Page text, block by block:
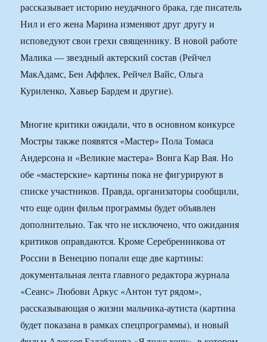
рассказывает историю неудачного брака, где писатель
Нил и его жена Марина изменяют друг другу и
исповедуют свои грехи священнику. В новой работе
Малика — звездный актерский состав (Рейчел
МакАдамс, Бен Аффлек, Рейчел Вайс, Ольга
Куриленко, Хавьер Бардем и другие).
Многие критики ожидали, что в основном конкурсе
Мостры также появятся «Мастер» Пола Томаса
Андерсона и «Великие мастера» Вонга Кар Вая. Но
обе «мастерские» картины пока не фигурируют в
списке участников. Правда, организаторы сообщили,
что еще один фильм программы будет объявлен
дополнительно. Так что не исключено, что ожидания
критиков оправдаются. Кроме Серебренникова от
России в Венецию попали еще две картины:
документальная лента главного редактора журнала
«Сеанс» Любови Аркус «Антон тут рядом»,
рассказывающая о жизни мальчика-аутиста (картина
будет показана в рамках спецпрограммы), и новый